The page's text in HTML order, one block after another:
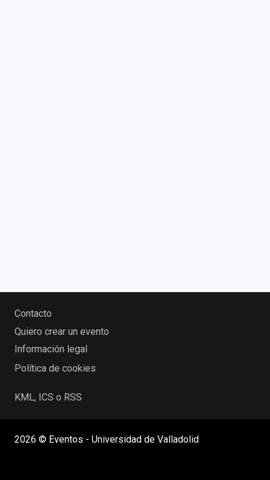
Contacto
Quiero crear un evento
Información legal
Política de cookies
KML, ICS o RSS
2026 © Eventos - Universidad de Valladolid